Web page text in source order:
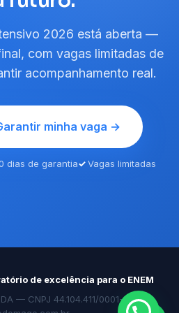
peloTRI (Teoria de
que valoriza a coerência das
concorre a vagas em
pelo
, ao financiamento
★
2026 está aberta —
com vagas limitadas de
acompanhamento real.
minha vaga →
dias de garantia Vagas limitadas
de excelência para o ENEM
— CNPJ 44.104.411/0001-00 ·